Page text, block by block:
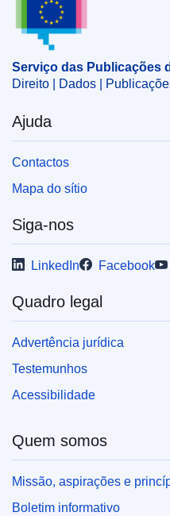
ECLI : ECLI:EU:C:2025:610
Serviço das Publicações
Direito | Dados |
Ajuda
Contactos
Mapa do sítio
Siga-nos
LinkedIn Facebook
Quadro legal
Advertência jurídica
Testemunhos
Acessibilidade
Quem somos
Missão, aspirações e
Boletim informativo